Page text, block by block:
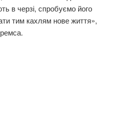
в черзі, спробуємо його
тим кахлям нове життя»,